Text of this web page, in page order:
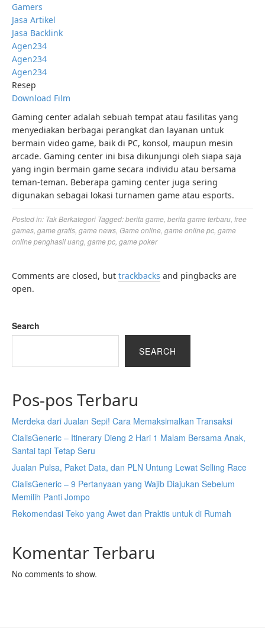
Gamers
Jasa Artikel
Jasa Backlink
Agen234
Agen234
Agen234
Resep
Download Film
Gaming center adalah sebuah tempat atau fasilitas yang
menyediakan berbagai perangkat dan layanan untuk
bermain video game, baik di PC, konsol, maupun mesin
arcade. Gaming center ini bisa dikunjungi oleh siapa saja
yang ingin bermain game secara individu atau bersama
teman-teman. Beberapa gaming center juga sering
digunakan sebagai lokasi turnamen game atau esports.
Posted in: Tak Berkategori Tagged:berita game berita game terbaru free
games game gratis game news Game online game online pc game
online penghasil uang game pc game poker
Comments are closed, but trackbacks and pingbacks are
open.
Search
SEARCH
Pos-pos Terbaru
Merdeka dari Jualan Sepi! Cara Memaksimalkan Transaksi
CialisGeneric – Itinerary Dieng 2 Hari 1 Malam Bersama Anak,
Santai tapi Tetap Seru
Jualan Pulsa, Paket Data, dan PLN Untung Lewat Selling Race
CialisGeneric – 9 Pertanyaan yang Wajib Diajukan Sebelum
Memilih Panti Jompo
Rekomendasi Teko yang Awet dan Praktis untuk di Rumah
Komentar Terbaru
No comments to show.